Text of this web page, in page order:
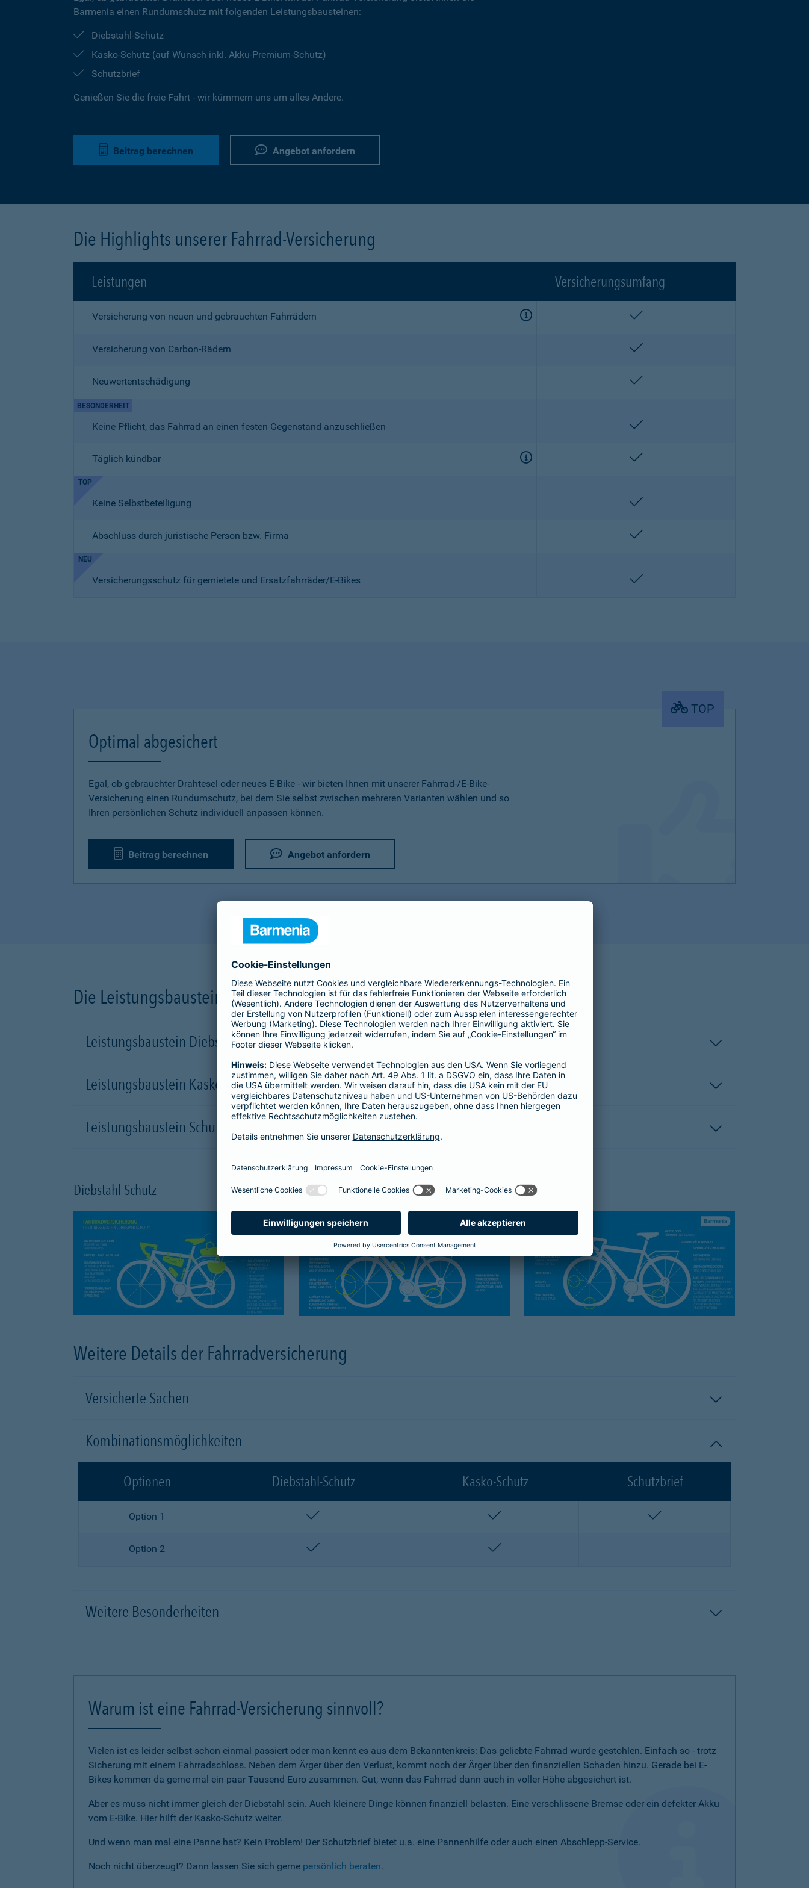
Barmenia einen Rundumschutz mit folgenden Leistungsbausteinen:
Diebstahl-Schutz
Kasko-Schutz (auf Wunsch inkl. Akku-Premium-Schutz)
Schutzbrief
Genießen Sie die freie Fahrt - wir kümmern uns um alles Andere.
Beitrag berechnen Angebot anfordern
Die Highlights unserer Fahrrad-Versicherung
Leistungen Versicherungsumfang
Versicherung von neuen und gebrauchten Fahrrädern enthalten
Versicherung von Carbon-Rädern enthalten
Neuwertentschädigung enthalten
Keine Pflicht, das Fahrrad an einen festen Gegenstand anzuschließen
BESONDERHEIT
enthalten
Täglich kündbar enthalten
TOP
Keine Selbstbeteiligung enthalten
Abschluss durch juristische Person bzw. Firma enthalten
NEU
Versicherungsschutz für gemietete und Ersatzfahrräder/E-Bikes enthalten
TOP
Optimal abgesichert
Egal, ob gebrauchter Drahtesel oder neues E-Bike - wir bieten Ihnen mit unserer Fahrrad-/E-Bike-
Versicherung einen Rundumschutz, bei dem Sie selbst zwischen mehreren Varianten wählen und so
Ihren persönlichen Schutz individuell anpassen können.
Beitrag berechnen Angebot anfordern
Die Leistungsbausteine unserer Fahrradversicherung im Detail
Leistungsbaustein Diebstahl-Schutz
Leistungsbaustein Kasko-Schutz
Leistungsbaustein Schutzbrief
Diebstahl-Schutz Kasko-Schutz Schutzbrief
Weitere Details der Fahrradversicherung
Versicherte Sachen
Kombinationsmöglichkeiten
Optionen Diebstahl-Schutz Kasko-Schutz Schutzbrief
Option 1 enthalten
Option 2
Weitere Besonderheiten
Warum ist eine Fahrrad-Versicherung sinnvoll?
Vielen ist es leider selbst schon einmal passiert oder man kennt es aus dem Bekanntenkreis: Das geliebte Fahrrad wurde gestohlen. Einfach so - trotz
Sicherung mit einem Fahrradschloss. Neben dem Ärger über den Verlust, kommt noch der Ärger über den finanziellen Schaden hinzu. Gerade bei E-
Bikes kommen da gerne mal ein paar Tausend Euro zusammen. Gut, wenn das Fahrrad dann auch in voller Höhe abgesichert ist.
Aber es muss nicht immer gleich der Diebstahl sein. Auch kleinere Dinge können finanziell belasten. Eine verschlissene Bremse oder ein defekter Akku
vom E-Bike. Hier hilft der Kasko-Schutz weiter.
Und wenn man mal eine Panne hat? Kein Problem! Der Schutzbrief bietet u.a. eine Pannenhilfe oder auch einen Abschlepp-Service.
Noch nicht überzeugt? Dann lassen Sie sich gerne persönlich beraten.